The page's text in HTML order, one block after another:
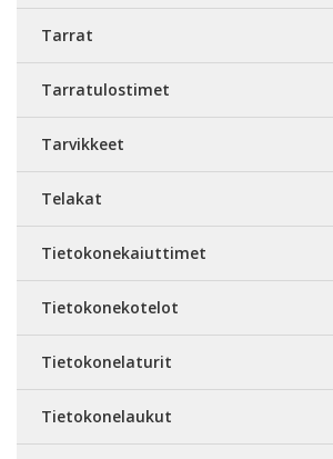
Tarrat
Tarratulostimet
Tarvikkeet
Telakat
Tietokonekaiuttimet
Tietokonekotelot
Tietokonelaturit
Tietokonelaukut